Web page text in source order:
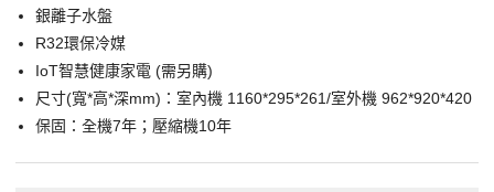
銀離子水盤
R32環保冷媒
IoT智慧健康家電 (需另購)
尺寸(寬*高*深mm)：室內機 1160*295*261/室外機 962*920*420
保固：全機7年；壓縮機10年